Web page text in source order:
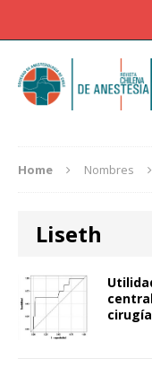
Home Nombres
Liseth